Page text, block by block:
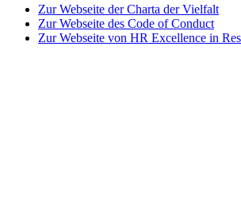
Zur Webseite der Charta der Vielfalt
Zur Webseite des Code of Conduct
Zur Webseite von HR Excellence in